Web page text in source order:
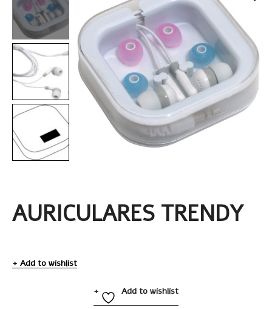
AURICULARES TRENDY
Add to wishlist
Add to wishlist